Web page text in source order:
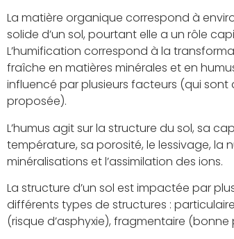
La matière organique correspond à
solide d’un sol, pourtant elle a un rôle
L’humification correspond à la
fraîche en matières minérales et en
influencé par plusieurs facteurs (qui sont
proposée).
L’humus agit sur la structure du sol, sa
température, sa porosité, le lessivage, la
minéralisations et l’assimilation des ions.
La structure d’un sol est impactée par
différents types de structures :
(risque d’asphyxie), fragmentaire (bonne